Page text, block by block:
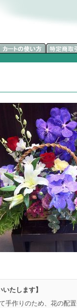
いたします】
手作りのため、花の配